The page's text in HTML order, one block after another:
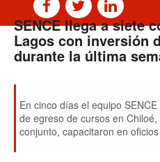
SENCE llega a siete
Lagos con inversión
durante la última
En cinco días el equipo
de egreso de cursos en
conjunto, capacitaron en